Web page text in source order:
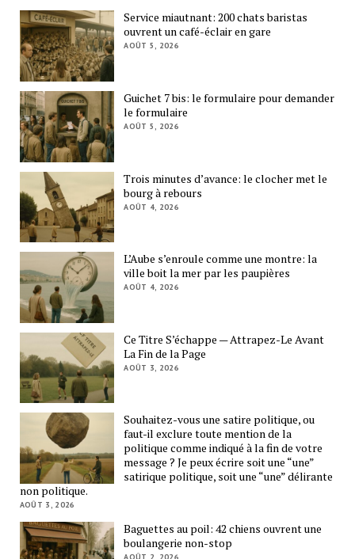
Service miautnant: 200 chats baristas
ouvrent un café-éclair en gare
AOÛT 5, 2026
Guichet 7 bis: le formulaire pour demander
le formulaire
AOÛT 5, 2026
Trois minutes d’avance: le clocher met le
bourg à rebours
AOÛT 4, 2026
L’Aube s’enroule comme une montre: la
ville boit la mer par les paupières
AOÛT 4, 2026
Ce Titre S’échappe — Attrapez-Le Avant
La Fin de la Page
AOÛT 3, 2026
Souhaitez-vous une satire politique, ou
faut-il exclure toute mention de la
politique comme indiqué à la fin de votre
message ? Je peux écrire soit une “une”
satirique politique, soit une “une” délirante
non politique.
AOÛT 3, 2026
Baguettes au poil: 42 chiens ouvrent une
boulangerie non-stop